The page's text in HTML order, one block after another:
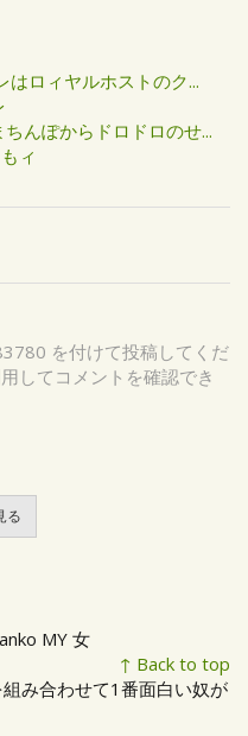
はロィヤルホストのク...
んぽからドロドロのせ...
ィ
を付けて投稿してくだ
してコメントを確認でき
る
MY 女
↑ Back to top
み合わせて1番面白い奴が